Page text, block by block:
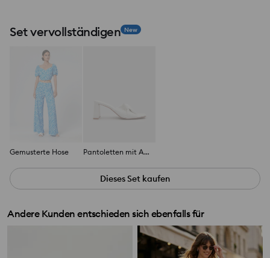
Set vervollständigen New
Gemusterte Hose Pantoletten mit Absatz
Dieses Set kaufen
Andere Kunden entschieden sich ebenfalls für